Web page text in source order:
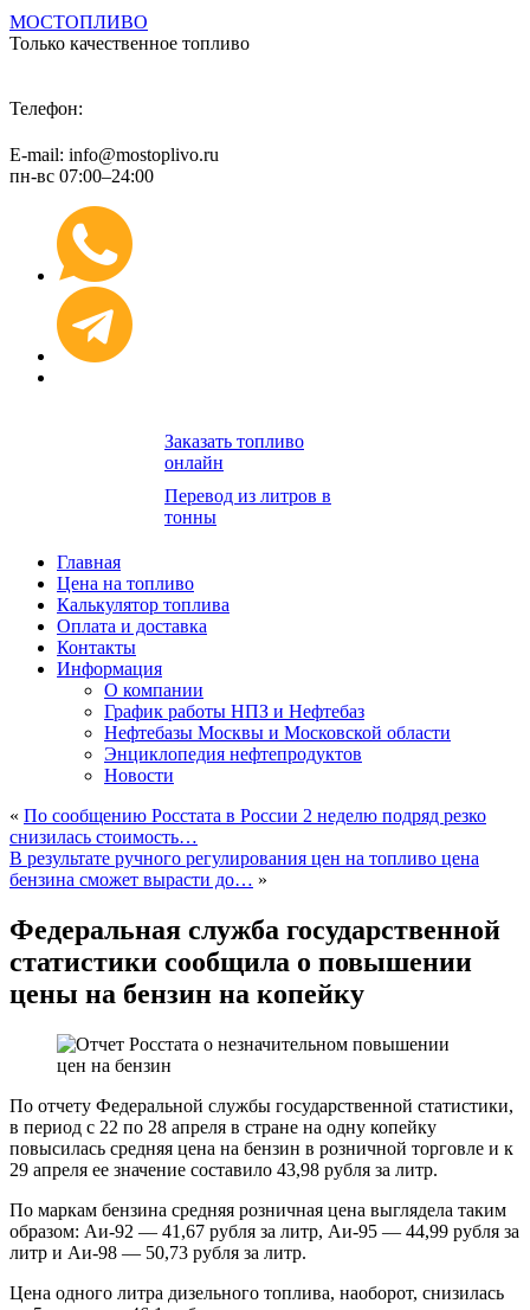
МОСТОПЛИВО
Только качественное топливо
Телефон:
E-mail: info@mostoplivo.ru
пн-вс 07:00–24:00
Заказать топливо
онлайн
Перевод из литров в
тонны
Главная
Цена на топливо
Калькулятор топлива
Оплата и доставка
Контакты
Информация
О компании
График работы НПЗ и Нефтебаз
Нефтебазы Москвы и Московской области
Энциклопедия нефтепродуктов
Новости
« По сообщению Росстата в России 2 неделю подряд резко
снизилась стоимость…
В результате ручного регулирования цен на топливо цена
бензина сможет вырасти до… »
Федеральная служба государственной
статистики сообщила о повышении
цены на бензин на копейку
По отчету Федеральной службы государственной статистики,
в период с 22 по 28 апреля в стране на одну копейку
повысилась средняя цена на бензин в розничной торговле и к
29 апреля ее значение составило 43,98 рубля за литр.
По маркам бензина средняя розничная цена выглядела таким
образом: Аи-92 — 41,67 рубля за литр, Аи-95 — 44,99 рубля за
литр и Аи-98 — 50,73 рубля за литр.
Цена одного литра дизельного топлива, наоборот, снизилась